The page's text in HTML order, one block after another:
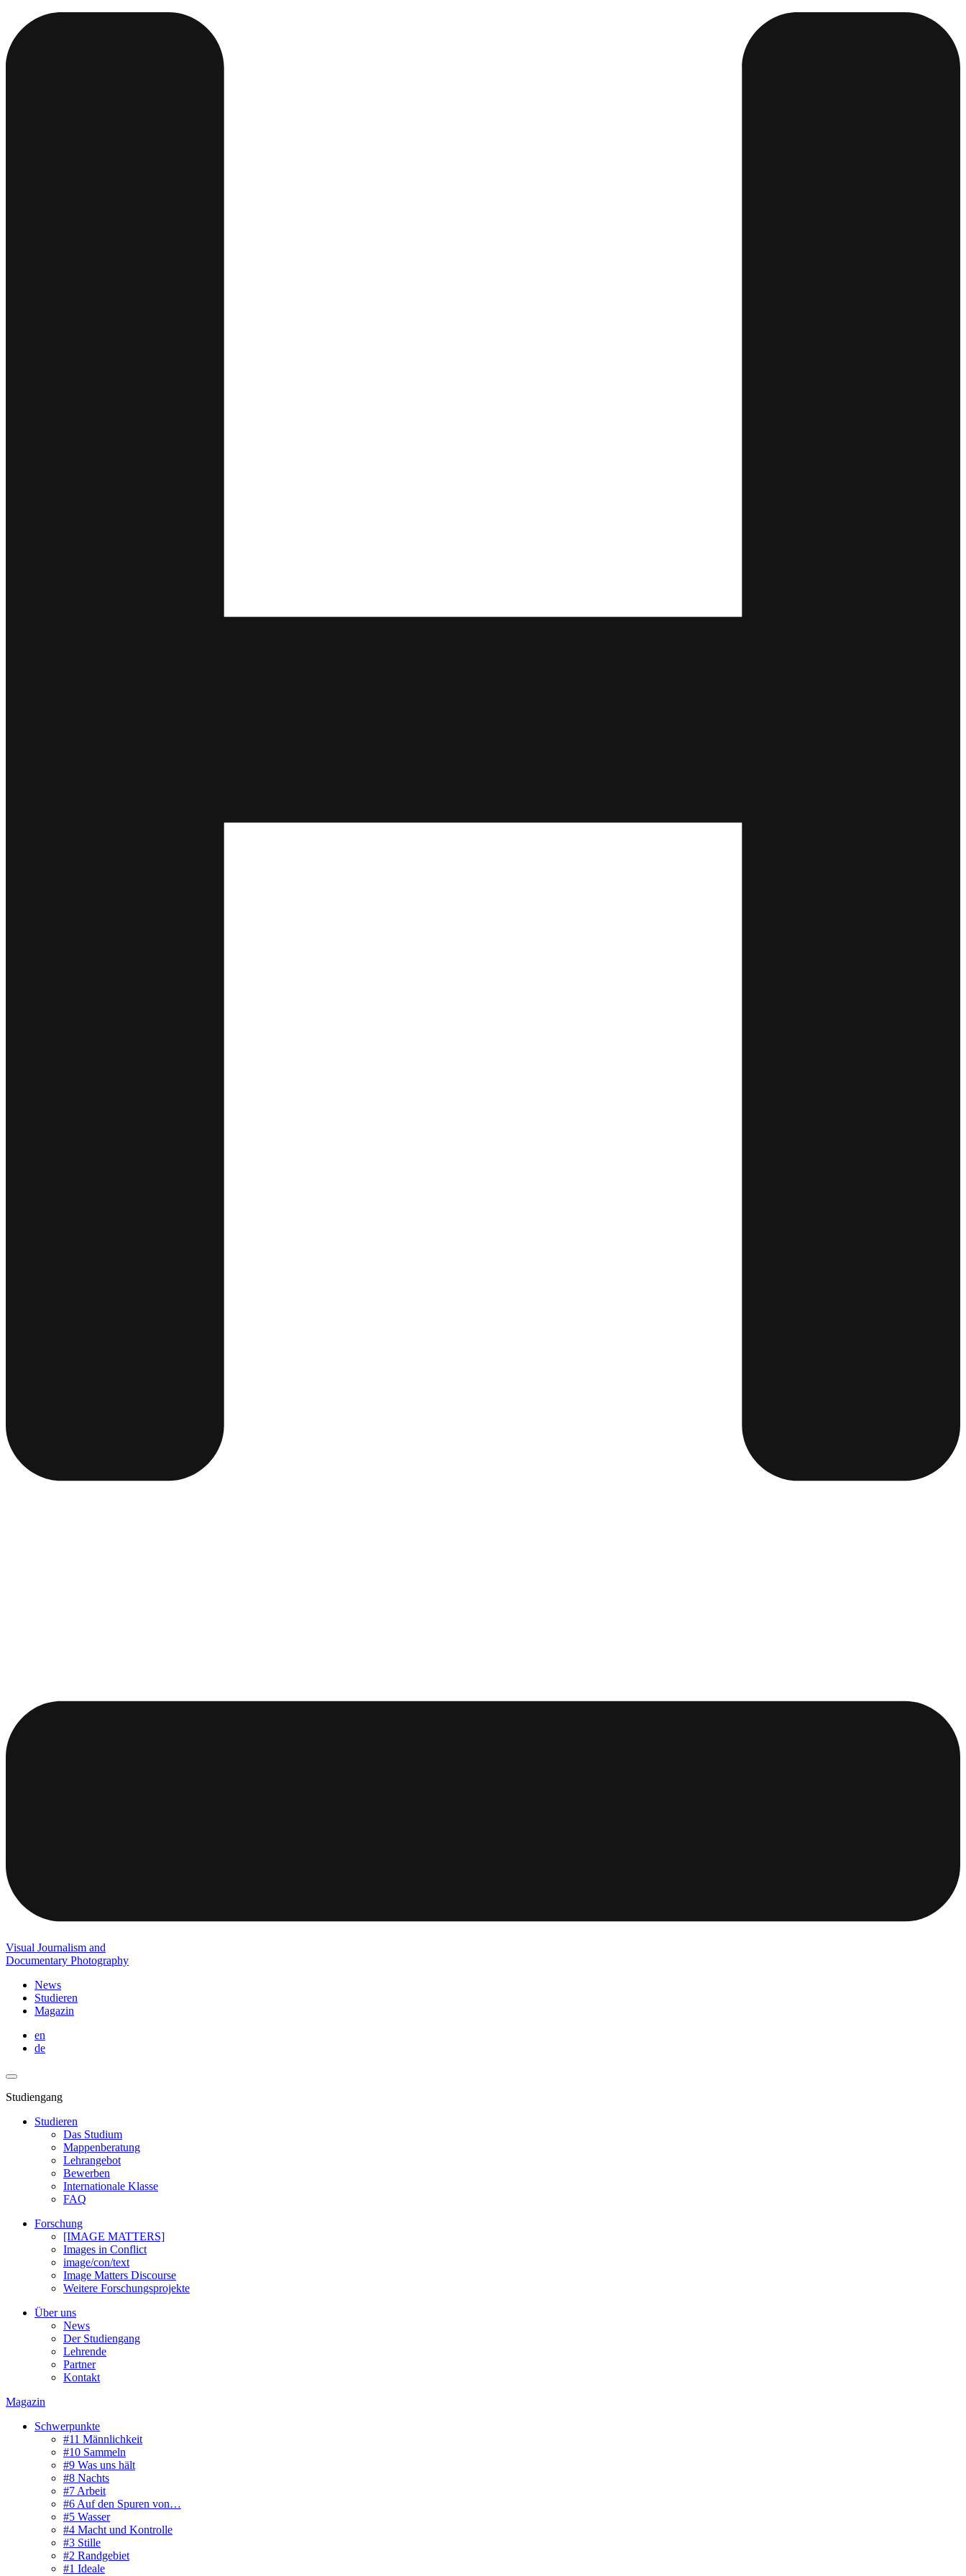
Visual Journalism and
Documentary Photography
News
Studieren
Magazin
en
de
Studiengang
Studieren
Das Studium
Mappenberatung
Lehrangebot
Bewerben
Internationale Klasse
FAQ
Forschung
[IMAGE MATTERS]
Images in Conflict
image/con/text
Image Matters Discourse
Weitere Forschungsprojekte
Über uns
News
Der Studiengang
Lehrende
Partner
Kontakt
Magazin
Schwerpunkte
#11 Männlichkeit
#10 Sammeln
#9 Was uns hält
#8 Nachts
#7 Arbeit
#6 Auf den Spuren von…
#5 Wasser
#4 Macht und Kontrolle
#3 Stille
#2 Randgebiet
#1 Ideale